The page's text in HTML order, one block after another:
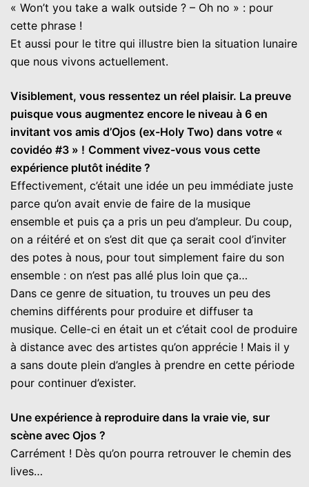
« Won’t you take a walk outside ? – Oh no » : pour
cette phrase !
Et aussi pour le titre qui illustre bien la situation lunaire
que nous vivons actuellement.
Visiblement, vous ressentez un réel plaisir. La preuve
puisque vous augmentez encore le niveau à 6 en
invitant vos amis d’Ojos (ex-Holy Two) dans votre «
covidéo #3 » ! Comment vivez-vous vous cette
expérience plutôt inédite ?
Effectivement, c’était une idée un peu immédiate juste
parce qu’on avait envie de faire de la musique
ensemble et puis ça a pris un peu d’ampleur. Du coup,
on a réitéré et on s’est dit que ça serait cool d’inviter
des potes à nous, pour tout simplement faire du son
ensemble : on n’est pas allé plus loin que ça…
Dans ce genre de situation, tu trouves un peu des
chemins différents pour produire et diffuser ta
musique. Celle-ci en était un et c’était cool de produire
à distance avec des artistes qu’on apprécie ! Mais il y
a sans doute plein d’angles à prendre en cette période
pour continuer d’exister.
Une expérience à reproduire dans la vraie vie, sur
scène avec Ojos ?
Carrément ! Dès qu’on pourra retrouver le chemin des
lives…